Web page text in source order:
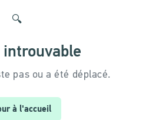
🔍
pas ou a été déplacé.
à l'accueil